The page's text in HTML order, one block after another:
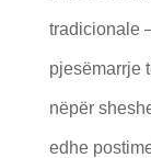
tradicionale
pjesëmarrje
nëpër
edhe